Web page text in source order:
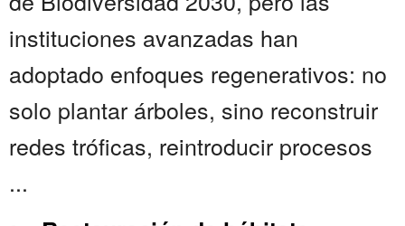
instituciones avanzadas han
adoptado enfoques regenerativos: no
solo plantar árboles, sino reconstruir
redes tróficas, reintroducir procesos
...